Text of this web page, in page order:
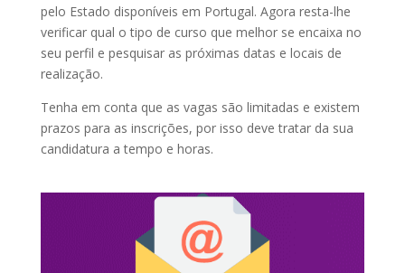
pelo Estado disponíveis em Portugal. Agora resta-lhe
verificar qual o tipo de curso que melhor se encaixa no
seu perfil e pesquisar as próximas datas e locais de
realização.
Tenha em conta que as vagas são limitadas e existem
prazos para as inscrições, por isso deve tratar da sua
candidatura a tempo e horas.